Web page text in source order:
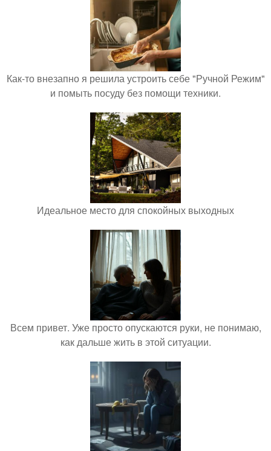
Как-то внезапно я решила устроить себе "Ручной Режим"
и помыть посуду без помощи техники.
Идеальное место для спокойных выходных
Всем привет. Уже просто опускаются руки, не понимаю,
как дальше жить в этой ситуации.